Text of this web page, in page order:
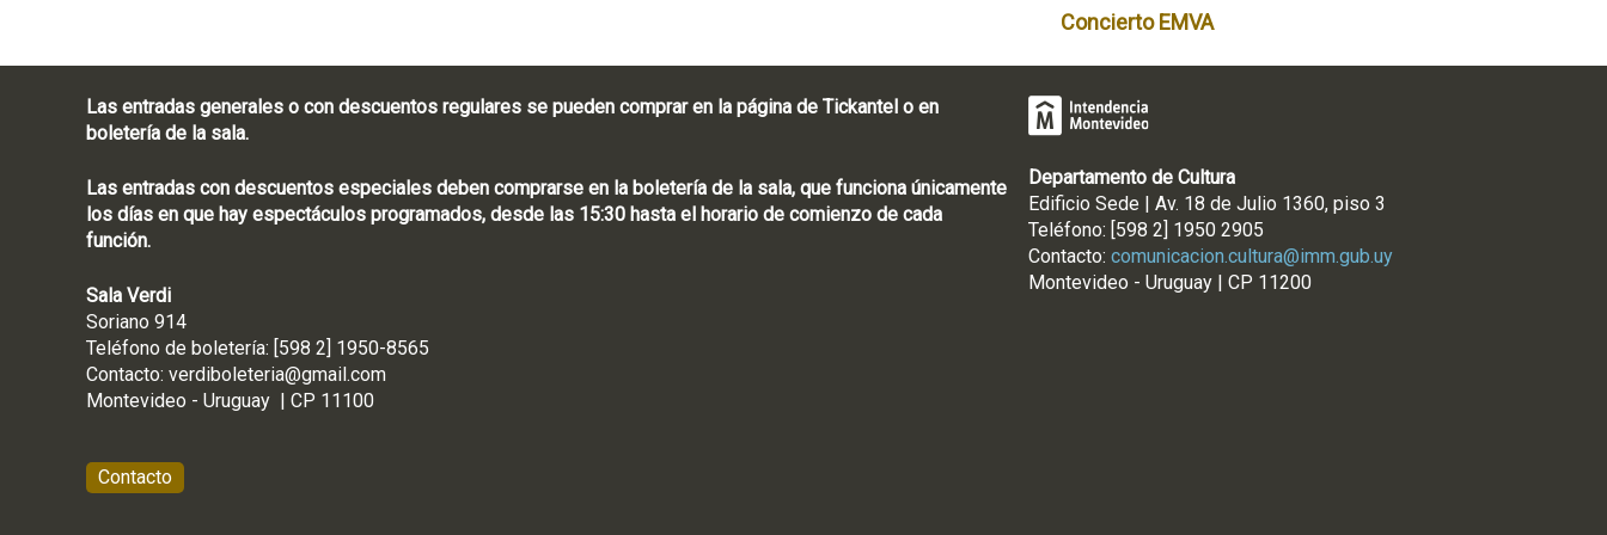
Concierto EMVA
Las entradas generales o con descuentos regulares se pueden comprar en la página de Tickantel o en
boletería de la sala.
Las entradas con descuentos especiales deben comprarse en la boletería de la sala, que funciona únicamente
los días en que hay espectáculos programados, desde las 15:30 hasta el horario de comienzo de cada
función.
Sala Verdi
Soriano 914
Teléfono de boletería: [598 2] 1950-8565
Contacto: verdiboleteria@gmail.com
Montevideo - Uruguay | CP 11100
Contacto
Departamento de Cultura
Edificio Sede | Av. 18 de Julio 1360, piso 3
Teléfono: [598 2] 1950 2905
Contacto: comunicacion.cultura@imm.gub.uy
Montevideo - Uruguay | CP 11200